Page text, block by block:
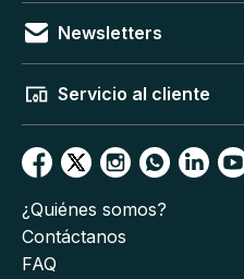
Newsletters
Servicio al cliente
¿Quiénes somos?
Contáctanos
FAQ